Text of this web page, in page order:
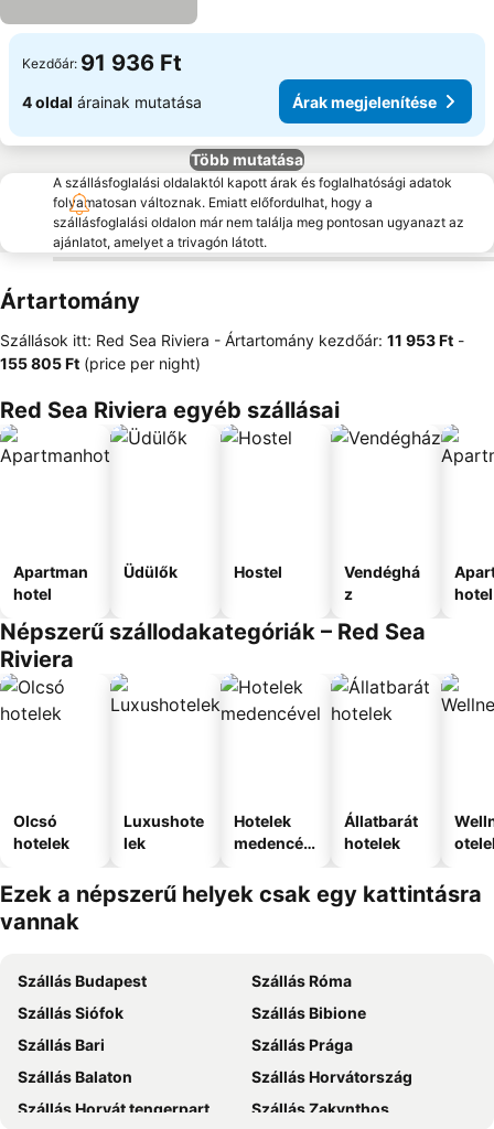
Kezdőár: 91 936 Ft
4 oldal árainak mutatása Árak megjelenítése
Több mutatása
A szállásfoglalási oldalaktól kapott árak és foglalhatósági adatok
folyamatosan változnak. Emiatt előfordulhat, hogy a
szállásfoglalási oldalon már nem találja meg pontosan ugyanazt az
ajánlatot, amelyet a trivagón látott.
Ártartomány
Szállások itt: Red Sea Riviera - Ártartomány kezdőár: ‎11 953 Ft -
‎155 805 Ft (price per night)
Red Sea Riviera egyéb szállásai
Apartman
hotel
Üdülők Hostel
Vendéghá
z
hotel
Népszerű szállodakategóriák – Red Sea
Riviera
Olcsó
hotelek
Luxushote
lek
Hotelek
medencév
Állatbarát
hotelek
Ezek a népszerű helyek csak egy kattintásra
vannak
Szállás Budapest
Szállás Róma
Szállás Siófok
Szállás Bibione
Szállás Bari
Szállás Prága
Szállás Balaton
Szállás Horvátország
Szállás Horvát tengerpart
Szállás Zakynthos